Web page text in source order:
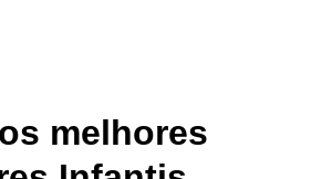
melhores